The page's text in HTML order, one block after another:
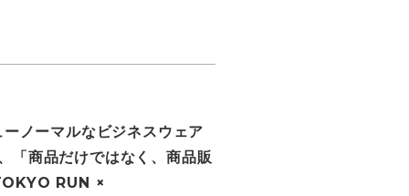
ノーマルなビジネスウェア
「商品だけではなく、商品販
RUN ×